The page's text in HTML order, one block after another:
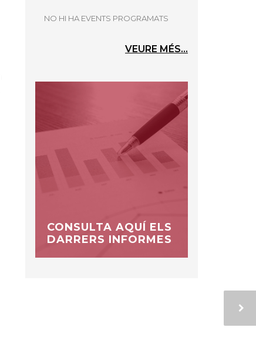
NO HI HA EVENTS PROGRAMATS
VEURE MÉS...
CONSULTA AQUÍ ELS
DARRERS INFORMES